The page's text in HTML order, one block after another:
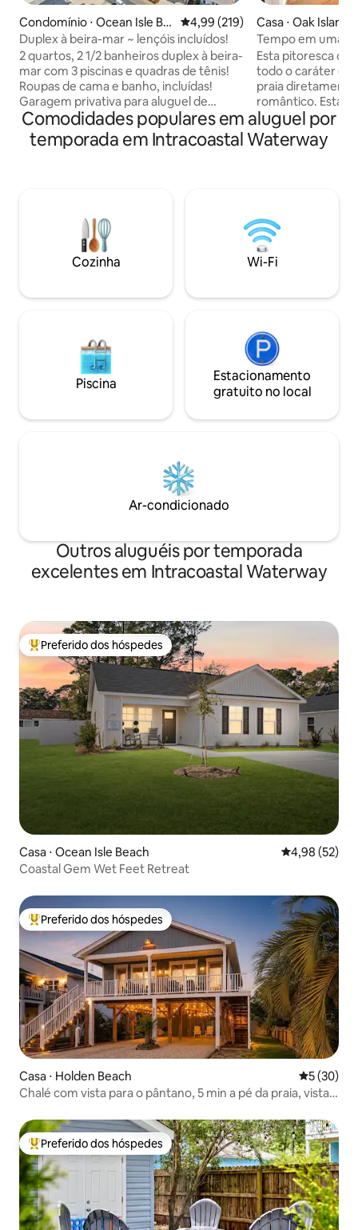
Condomínio ⋅ Ocean Isle Be
ach
4,99 de uma avaliação média de
4,99 (219)
Duplex à beira-mar ~ lençóis incluídos!
2 quartos, 2 1/2 banheiros duplex à beira-
mar com 3 piscinas e quadras de tênis!
Roupas de cama e banho, incluídas!
Garagem privativa para aluguel de
carrinho de golfe permitido. Desculpe,
política rigorosa de não animais de
estimação. Aluguéis semanais de sábado
Moradores e não temos nenhum
controle sobre exatamente quando elas
abrem (geralmente 1º de abril) ou se
alguma delas fechar por qualquer
reembolsos se alguma das piscinas
Casa ⋅ Oak Island
Tempo em uma
mar*Vista*Roupa
Esta pitoresca
todo o caráter e
praia
romântico. Esta
se ergue sobre
Atlântico e fica a
ponto. Os
abastecidos com
papel. Desfrute
itens fornecidos:
opções de
quebra-cabeças,
Comodidades populares em aluguel por
temporada em Intracoastal Waterway
Cozinha Wi-Fi
Piscina
Estacionamento
gratuito no local
Ar-condicionado
Outros aluguéis por temporada
excelentes em Intracoastal Waterway
Entre os melhores preferidos dos hóspedes
Preferido dos hóspedes
Casa ⋅ Ocean Isle Beach 4,98 de uma
4,98 (52)
Coastal Gem Wet Feet Retreat
Entre os melhores preferidos dos hóspedes
Preferido dos hóspedes
Casa ⋅ Holden Beach 5 de uma
5 (30)
Chalé com vista para o pântano, 5 min a pé da praia, vista
Entre os melhores preferidos dos hóspedes
Preferido dos hóspedes